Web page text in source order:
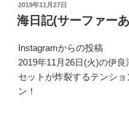
投
稿
日:
2019年11月27日
海日記(サーファー
Instagramからの投稿
2019年11月26日(火)の伊
セットが炸裂するテンシ
ン！